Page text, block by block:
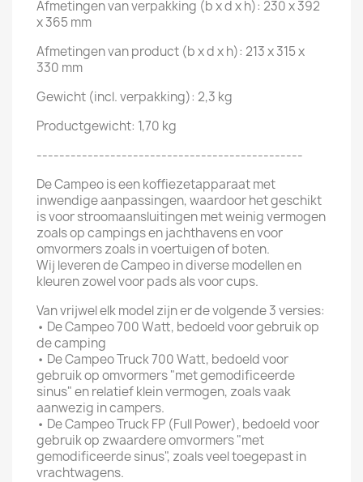
Afmetingen van verpakking (b x d x h): 230 x 392
x 365 mm
Afmetingen van product (b x d x h): 213 x 315 x
330 mm
Gewicht (incl. verpakking): 2,3 kg
Productgewicht: 1,70 kg
-----------------------------------------------
De Campeo is een koffiezetapparaat met
inwendige aanpassingen, waardoor het geschikt
is voor stroomaansluitingen met weinig vermogen
zoals op campings en jachthavens en voor
omvormers zoals in voertuigen of boten.
Wij leveren de Campeo in diverse modellen en
kleuren zowel voor pads als voor cups.
Van vrijwel elk model zijn er de volgende 3 versies:
• De Campeo 700 Watt, bedoeld voor gebruik op
de camping
• De Campeo Truck 700 Watt, bedoeld voor
gebruik op omvormers "met gemodificeerde
sinus" en relatief klein vermogen, zoals vaak
aanwezig in campers.
• De Campeo Truck FP (Full Power), bedoeld voor
gebruik op zwaardere omvormers "met
gemodificeerde sinus", zoals veel toegepast in
vrachtwagens.